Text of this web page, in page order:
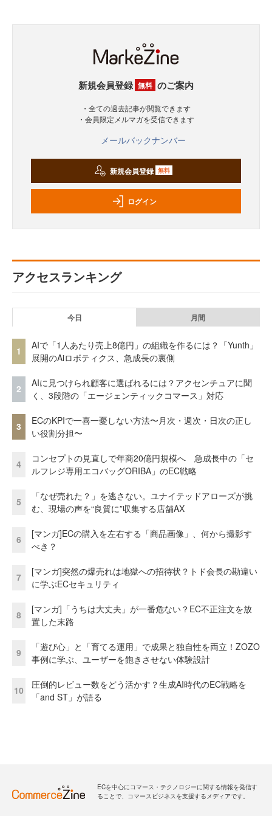
新規会員登録 無料 のご案内
・全ての過去記事が閲覧できます
・会員限定メルマガを受信できます
メールバックナンバー
新規会員登録 無料
ログイン
アクセスランキング
今日 月間
1
AIで「1人あたり売上8億円」の組織を作るには？「Yunth」
展開のAiロボティクス、急成長の裏側
2
AIに見つけられ顧客に選ばれるには？アクセンチュアに聞
く、3段階の「エージェンティックコマース」対応
3
ECのKPIで一喜一憂しない方法〜月次・週次・日次の正し
い役割分担〜
4
コンセプトの見直しで年商20億円規模へ 急成長中の「セ
ルフレジ専用エコバッグORIBA」のEC戦略
5
「なぜ売れた？」を逃さない。ユナイテッドアローズが挑
む、現場の声を“良質に”収集する店舗AX
6
[マンガ]ECの購入を左右する「商品画像」、何から撮影す
べき？
7
[マンガ]突然の爆売れは地獄への招待状？トド会長の勘違い
に学ぶECセキュリティ
8
[マンガ]「うちは大丈夫」が一番危ない？EC不正注文を放
置した末路
9
「遊び心」と「育てる運用」で成果と独自性を両立！ZOZO
事例に学ぶ、ユーザーを飽きさせない体験設計
10
圧倒的レビュー数をどう活かす？生成AI時代のEC戦略を
「and ST」が語る
ECを中心にコマース・テクノロジーに関する情報を発信す
ることで、コマースビジネスを支援するメディアです。